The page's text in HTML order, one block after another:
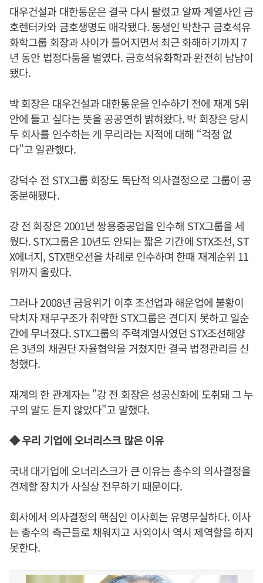
대우건설과 대한통운은 결국 다시 팔렸고 알짜 계열사인 금
호렌터카와 금호생명도 매각됐다. 동생인 박찬구 금호석유
화학그룹 회장과 사이가 틀어지면서 최근 화해하기까지 7
년 동안 법정다툼을 벌였다. 금호석유화학과 완전히 남남이
됐다.
박 회장은 대우건설과 대한통운을 인수하기 전에 재계 5위
안에 들고 싶다는 뜻을 공공연히 밝혀왔다. 박 회장은 당시
두 회사를 인수하는 게 무리라는 지적에 대해 “걱정 없
다”고 일관했다.
강덕수 전 STX그룹 회장도 독단적 의사결정으로 그룹이 공
중분해됐다.
강 전 회장은 2001년 쌍용중공업을 인수해 STX그룹을 세
웠다. STX그룹은 10년도 안되는 짧은 기간에 STX조선, ST
X에너지, STX팬오션을 차례로 인수하며 한때 재계순위 11
위까지 올랐다.
그러나 2008년 금융위기 이후 조선업과 해운업에 불황이
닥치자 재무구조가 취약한 STX그룹은 견디지 못하고 일순
간에 무너졌다. STX그룹의 주력계열사였던 STX조선해양
은 3년의 채권단 자율협약을 거쳤지만 결국 법정관리를 신
청했다.
재계의 한 관계자는 "강 전 회장은 성공신화에 도취돼 그 누
구의 말도 듣지 않았다"고 말했다.
◆ 우리 기업에 오너리스크 많은 이유
국내 대기업에 오너리스크가 큰 이유는 총수의 의사결정을
견제할 장치가 사실상 전무하기 때문이다.
회사에서 의사결정의 핵심인 이사회는 유명무실하다. 이사
는 총수의 측근들로 채워지고 사외이사 역시 제역할을 하지
못한다.